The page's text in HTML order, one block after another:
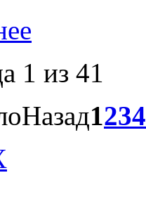
1 из 41
Назад1234